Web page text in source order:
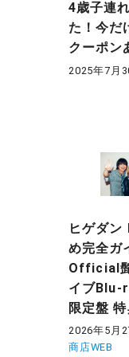
4歳子連
た！今だ
クーポン
2025年7月
ヒゲダン
め完全ガ
Official
イブBlu-
限定盤
2026年5月
商店WEB